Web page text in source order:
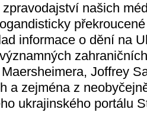
našich
informace o dění na
Joffrey
a zejména z
ukrajinského portálu